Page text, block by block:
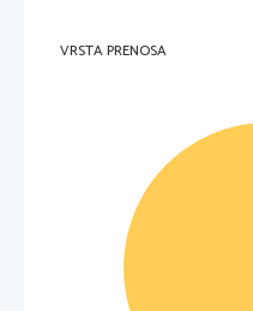
VRSTA PRENOSA